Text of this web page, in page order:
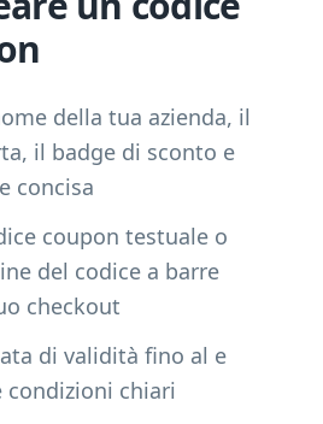
della tua azienda, il
il badge di sconto e
concisa
coupon testuale o
del codice a barre
checkout
di validità fino al e
chiari